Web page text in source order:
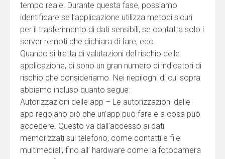
tempo reale. Durante questa fase, possiamo
identificare se l’applicazione utilizza metodi sicuri
per il trasferimento di dati sensibili, se contatta solo i
server remoti che dichiara di fare, ecc.
Quando si tratta di valutazioni del rischio delle
applicazione, ci sono un gran numero di indicatori di
rischio che consideriamo. Nei riepiloghi di cui sopra
abbiamo incluso quanto segue:
Autorizzazioni delle app – Le autorizzazioni delle
app regolano ciò che un’app può fare e a cosa può
accedere. Questo va dall’accesso ai dati
memorizzati sul telefono, come contatti e file
multimediali, fino all’ hardware come la fotocamera